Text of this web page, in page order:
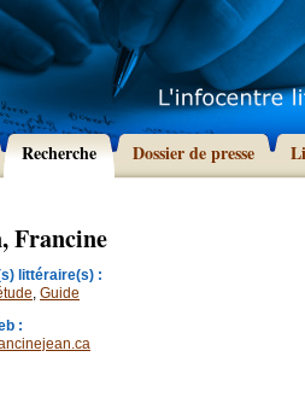
Recherche Dossier de presse
Francine
littéraire(s) :
, Guide
: